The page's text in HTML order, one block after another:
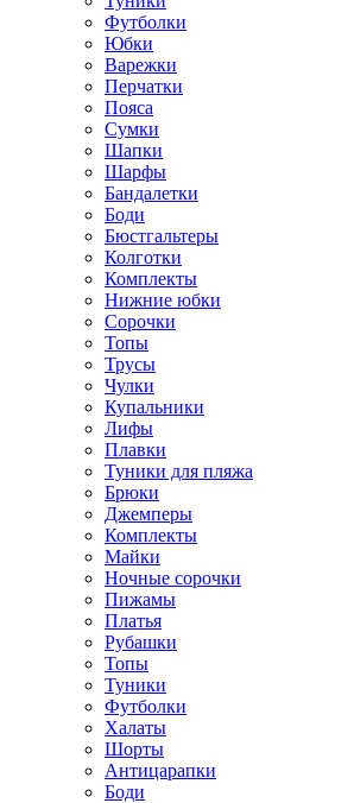
Футболки
Юбки
Варежки
Перчатки
Пояса
Сумки
Шапки
Шарфы
Бандалетки
Боди
Бюстгальтеры
Колготки
Комплекты
Нижние юбки
Сорочки
Топы
Трусы
Чулки
Купальники
Лифы
Плавки
Туники для пляжа
Брюки
Джемперы
Комплекты
Майки
Ночные сорочки
Пижамы
Платья
Рубашки
Топы
Туники
Футболки
Халаты
Шорты
Антицарапки
Боди